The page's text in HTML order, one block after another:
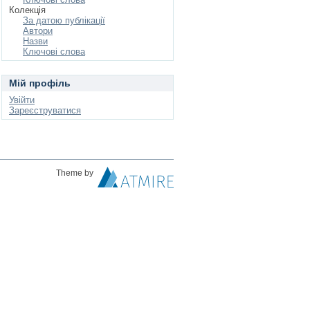
Колекція
За датою публікації
Автори
Назви
Ключові слова
Мій профіль
Увійти
Зареєструватися
Theme by